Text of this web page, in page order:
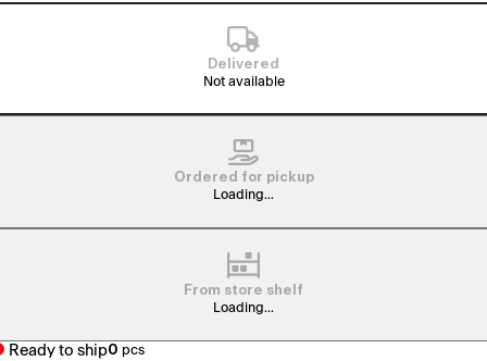
Delivered
Not available
Ordered for pickup
Loading...
From store shelf
Loading...
Ready to ship0 pcs